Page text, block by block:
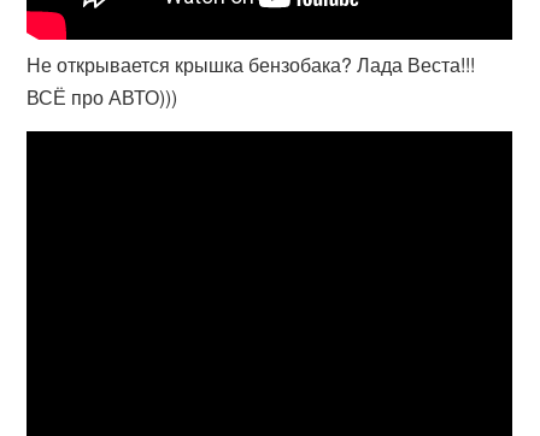
Не открывается крышка бензобака? Лада Веста!!!
ВСЁ про АВТО)))